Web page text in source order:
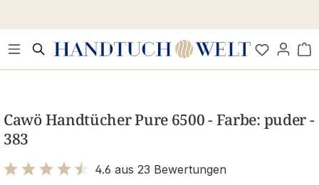
Cawö Handtücher Pure 6500 - Farbe: puder -
383
4.6 aus 23 Bewertungen